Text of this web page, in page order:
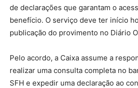
de declarações que garantam o
benefício. O serviço deve ter início
publicação do provimento no Diário
Pelo acordo, a Caixa assume a
realizar uma consulta completa no
SFH e expedir uma declaração ao